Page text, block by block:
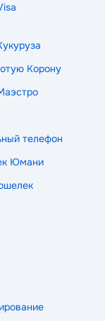
Корону
телефон
Юмани